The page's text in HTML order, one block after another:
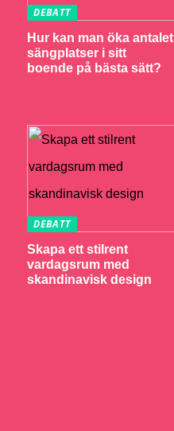
DEBATT
Hur kan man öka antalet
sängplatser i sitt
boende på bästa sätt?
DEBATT
Skapa ett stilrent
vardagsrum med
skandinavisk design